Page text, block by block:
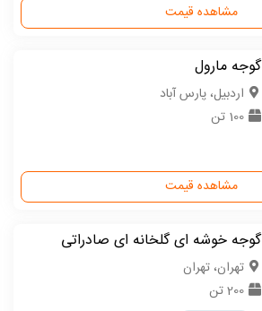
مشاهده قیمت
گوجه مارول
اردبیل، پارس آباد
100 تن
مشاهده قیمت
گوجه خوشه ای گلخانه ای صادراتی
تهران، تهران
200 تن